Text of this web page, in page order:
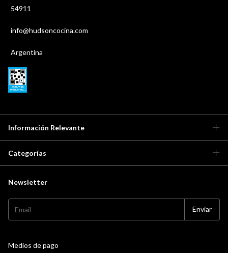
54911
info@hudsoncocina.com
Argentina
Información Relevante
Categorías
Newsletter
Medios de pago